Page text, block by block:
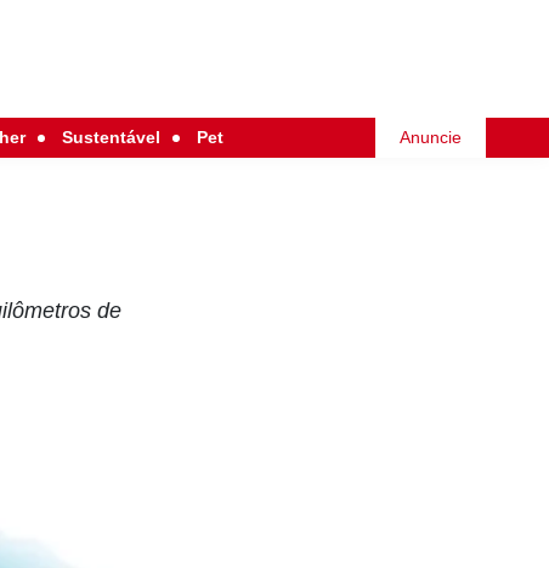
Sustentável Pet Anuncie
de